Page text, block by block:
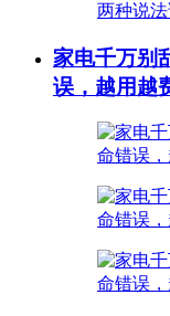
家电千万别
误，越用越